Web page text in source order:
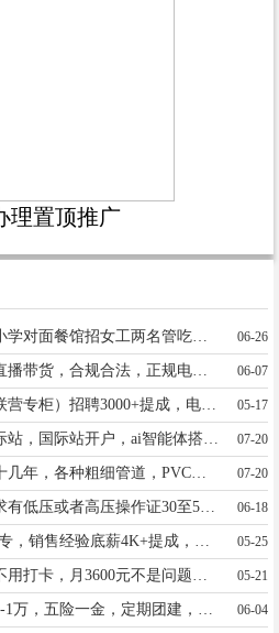
理置顶推广
襄都区建设路东牛角小学对面餐馆招女工两名管吃住，一千八到两千六，有技术可以合作分成18733936444也可租店自己干 06-26
招租抖音实名，用于直播带货，合规合法，正规电商公司，150/每人，现结！有意联系15690381283同v 06-07
家乐园盛世店（厂家联营专柜）招聘3000+提成，电话15175959217 05-17
07-20
求职：本人管道维修十几年，各种粗细管道，PVC，PE，PR，管按装维修，上下水管道安装和维修，18931936011 07-20
市区招聘维修工，要求有低压或者高压操作证30至55岁，试用期3200，电话13011951559 06-18
05-25
05-21
06-04